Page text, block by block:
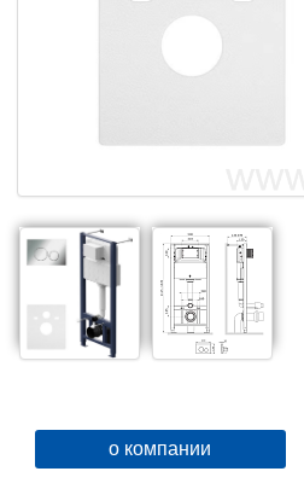
о компании